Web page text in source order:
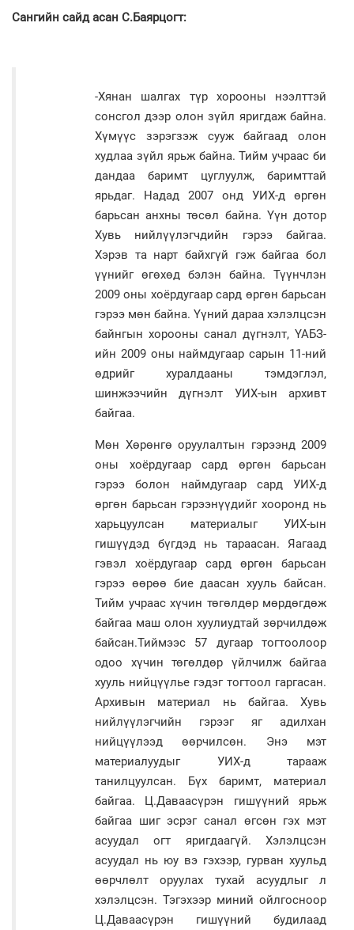
Сангийн сайд асан С.Баярцогт:
-Хянан шалгах түр хорооны нээлттэй
сонсгол дээр олон зүйл яригдаж байна.
Хүмүүс зэрэгзэж сууж байгаад олон
худлаа зүйл ярьж байна. Тийм учраас би
дандаа баримт цуглуулж, баримттай
ярьдаг. Надад 2007 онд УИХ-д өргөн
барьсан анхны төсөл байна. Үүн дотор
Хувь нийлүүлэгчдийн гэрээ байгаа.
Хэрэв та нарт байхгүй гэж байгаа бол
үүнийг өгөхөд бэлэн байна. Түүнчлэн
2009 оны хоёрдугаар сард өргөн барьсан
гэрээ мөн байна. Үүний дараа хэлэлцсэн
байнгын хорооны санал дүгнэлт, ҮАБЗ-
ийн 2009 оны наймдугаар сарын 11-ний
өдрийг хуралдааны тэмдэглэл,
шинжээчийн дүгнэлт УИХ-ын архивт
байгаа.
Мөн Хөрөнгө оруулалтын гэрээнд 2009
оны хоёрдугаар сард өргөн барьсан
гэрээ болон наймдугаар сард УИХ-д
өргөн барьсан гэрээнүүдийг хооронд нь
харьцуулсан материалыг УИХ-ын
гишүүдэд бүгдэд нь тараасан. Яагаад
гэвэл хоёрдугаар сард өргөн барьсан
гэрээ өөрөө бие даасан хууль байсан.
Тийм учраас хүчин төгөлдөр мөрдөгдөж
байгаа маш олон хуулиудтай зөрчилдөж
байсан.Тиймээс 57 дугаар тогтоолоор
одоо хүчин төгөлдөр үйлчилж байгаа
хууль нийцүүлье гэдэг тогтоол гаргасан.
Архивын материал нь байгаа. Хувь
нийлүүлэгчийн гэрээг яг адилхан
нийцүүлээд өөрчилсөн. Энэ мэт
материалуудыг УИХ-д тарааж
танилцуулсан. Бүх баримт, материал
байгаа. Ц.Даваасүрэн гишүүний ярьж
байгаа шиг эсрэг санал өгсөн гэх мэт
асуудал огт яригдаагүй. Хэлэлцсэн
асуудал нь юу вэ гэхээр, гурван хуульд
өөрчлөлт оруулах тухай асуудлыг л
хэлэлцсэн. Тэгэхээр миний ойлгосноор
Ц.Даваасүрэн гишүүний будилаад